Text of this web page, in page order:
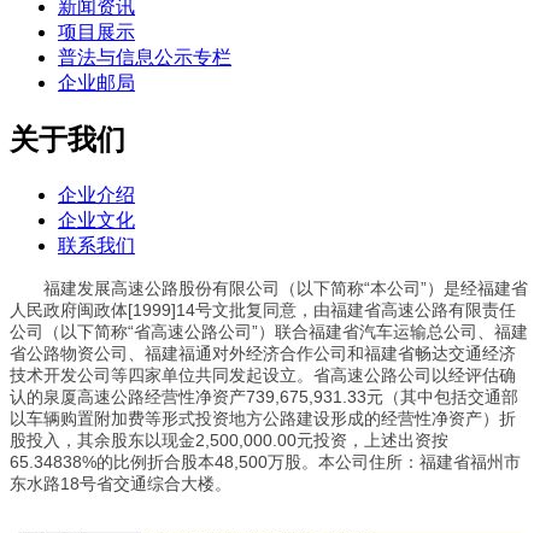
新闻资讯
项目展示
普法与信息公示专栏
企业邮局
关于我们
企业介绍
企业文化
联系我们
福建发展高速公路股份有限公司（以下简称“本公司”）是经福建省
人民政府闽政体[1999]14号文批复同意，由福建省高速公路有限责任
公司（以下简称“省高速公路公司”）联合福建省汽车运输总公司、福建
省公路物资公司、福建福通对外经济合作公司和福建省畅达交通经济
技术开发公司等四家单位共同发起设立。省高速公路公司以经评估确
认的泉厦高速公路经营性净资产739,675,931.33元（其中包括交通部
以车辆购置附加费等形式投资地方公路建设形成的经营性净资产）折
股投入，其余股东以现金2,500,000.00元投资，上述出资按
65.34838%的比例折合股本48,500万股。本公司住所：福建省福州市
东水路18号省交通综合大楼。